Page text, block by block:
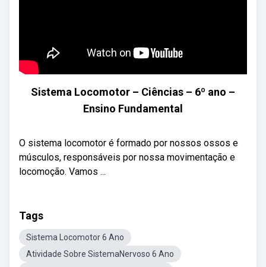
Sistema Locomotor – Ciências – 6º ano –
Ensino Fundamental
O sistema locomotor é formado por nossos ossos e
músculos, responsáveis por nossa movimentação e
locomoção. Vamos ...
Tags
Sistema Locomotor 6 Ano
Atividade Sobre SistemaNervoso 6 Ano